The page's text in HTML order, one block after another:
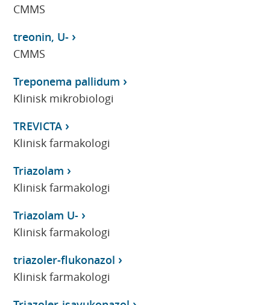
CMMS
treonin, U-
CMMS
Treponema pallidum
Klinisk mikrobiologi
TREVICTA
Klinisk farmakologi
Triazolam
Klinisk farmakologi
Triazolam U-
Klinisk farmakologi
triazoler-flukonazol
Klinisk farmakologi